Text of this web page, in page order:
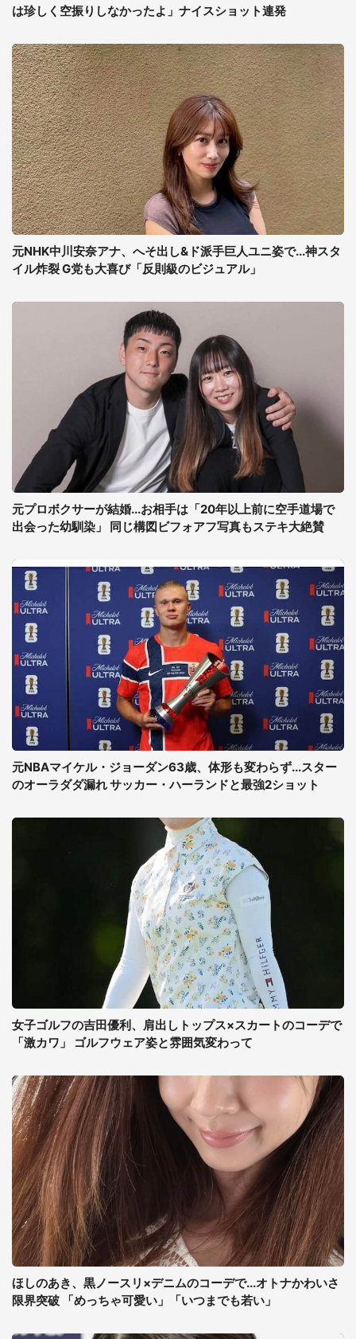
は珍しく空振りしなかったよ」ナイスショット連発
元NHK中川安奈アナ、へそ出し&ド派手巨人ユニ姿で...神スタ
イル炸裂 G党も大喜び「反則級のビジュアル」
元プロボクサーが結婚...お相手は「20年以上前に空手道場で
出会った幼馴染」 同じ構図ビフォアフ写真もステキ大絶賛
元NBAマイケル・ジョーダン63歳、体形も変わらず...スター
のオーラダダ漏れ サッカー・ハーランドと最強2ショット
女子ゴルフの吉田優利、肩出しトップス×スカートのコーデで
「激カワ」 ゴルフウェア姿と雰囲気変わって
ほしのあき、黒ノースリ×デニムのコーデで...オトナかわいさ
限界突破 「めっちゃ可愛い」「いつまでも若い」